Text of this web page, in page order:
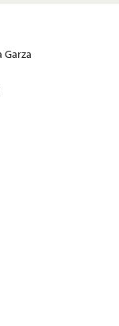
Garza